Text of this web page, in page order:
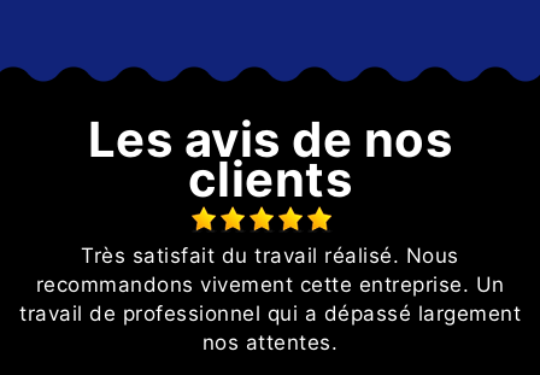
Les avis de nos
clients
Très satisfait du travail réalisé. Nous
recommandons vivement cette entreprise. Un
travail de professionnel qui a dépassé largement
nos attentes.